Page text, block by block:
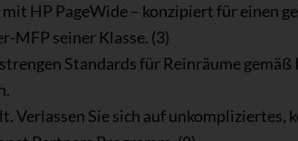
mit HP PageWide – konzipiert für einen
MFP seiner Klasse. (3)
Standards für Reinräume gemäß
Verlassen Sie sich auf unkompliziertes,